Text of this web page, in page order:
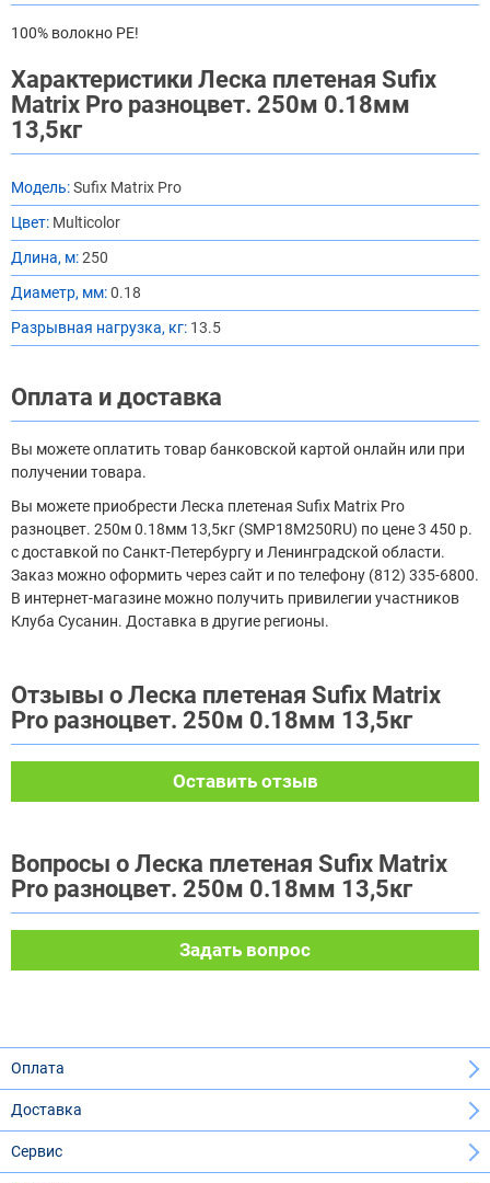
100% волокно PE!
Характеристики Леска плетеная Sufix
Matrix Pro разноцвет. 250м 0.18мм
13,5кг
Модель:Sufix Matrix Pro
Цвет: Multicolor
Длина, м:250
Диаметр, мм:0.18
Разрывная нагрузка, кг: 13.5
Оплата и доставка
Вы можете оплатить товар банковской картой онлайн или при
получении товара.
Вы можете приобрести Леска плетеная Sufix Matrix Pro
разноцвет. 250м 0.18мм 13,5кг (SMP18M250RU) по цене 3 450 р.
с доставкой по Санкт-Петербургу и Ленинградской области.
Заказ можно оформить через сайт и по телефону (812) 335-6800.
В интернет-магазине можно получить привилегии участников
Клуба Сусанин. Доставка в другие регионы.
Отзывы о Леска плетеная Sufix Matrix
Pro разноцвет. 250м 0.18мм 13,5кг
Оставить отзыв
Вопросы о Леска плетеная Sufix Matrix
Pro разноцвет. 250м 0.18мм 13,5кг
Задать вопрос
Оплата
Доставка
Сервис